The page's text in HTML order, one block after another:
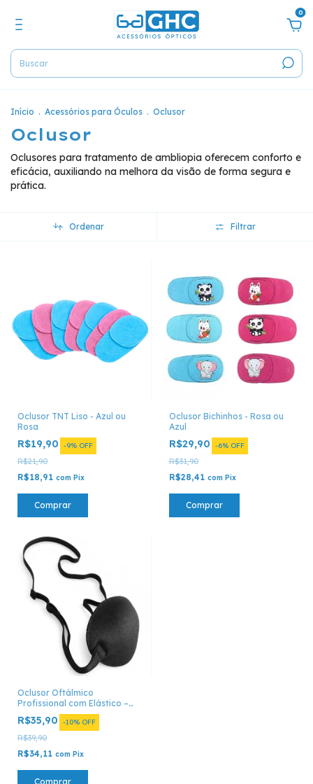
0
Início . Acessórios para Óculos . Oclusor
Oclusor
Oclusores para tratamento de ambliopia oferecem conforto e
eficácia, auxiliando na melhora da visão de forma segura e
prática.
Ordenar Filtrar
Oclusor TNT Liso - Azul ou
Rosa
R$19,90 -9% OFF
R$21,90
R$18,91 com Pix
Comprar
Oclusor Bichinhos - Rosa ou
Azul
R$29,90 -6% OFF
R$31,90
R$28,41 com Pix
Comprar
Oclusor Oftálmico
Profissional com Elástico –
R$35,90 -10% OFF
R$39,90
R$34,11 com Pix
Comprar